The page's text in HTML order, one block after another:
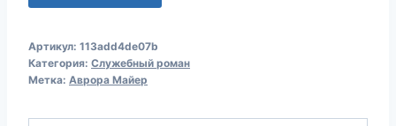
Артикул: 113add4de07b
Категория: Служебный роман
Метка: Аврора Майер